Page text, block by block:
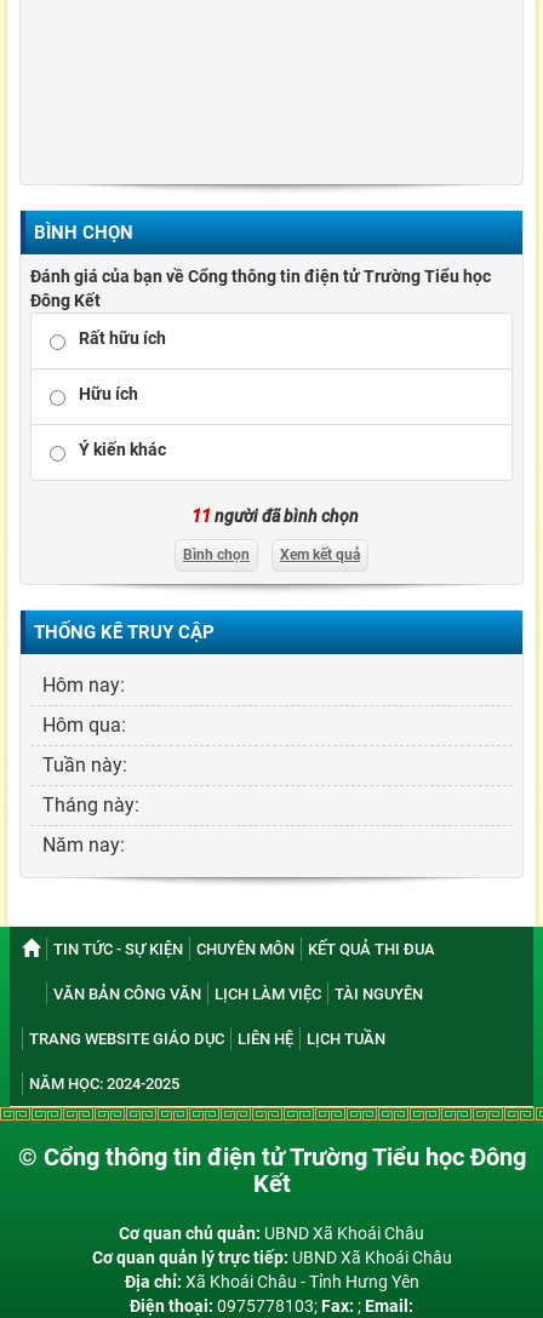
BÌNH CHỌN
Đánh giá của bạn về Cổng thông tin điện tử Trường Tiểu học
Đông Kết
Rất hữu ích
Hữu ích
Ý kiến khác
11 người đã bình chọn
Bình chọn Xem kết quả
THỐNG KÊ TRUY CẬP
Hôm nay:
Hôm qua:
Tuần này:
Tháng này:
Năm nay:
TIN TỨC - SỰ KIỆN CHUYÊN MÔN KẾT QUẢ THI ĐUA
VĂN BẢN CÔNG VĂN LỊCH LÀM VIỆC TÀI NGUYÊN
TRANG WEBSITE GIÁO DỤC LIÊN HỆ LỊCH TUẦN
NĂM HỌC: 2024-2025
© Cổng thông tin điện tử Trường Tiểu học Đông
Kết
Cơ quan chủ quản: UBND Xã Khoái Châu
Cơ quan quản lý trực tiếp: UBND Xã Khoái Châu
Địa chỉ: Xã Khoái Châu - Tỉnh Hưng Yên
Điện thoại: 0975778103;Fax: ;Email: